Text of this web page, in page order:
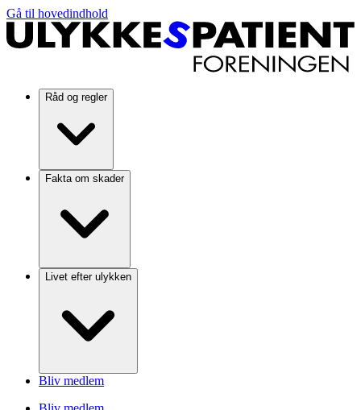
Gå til hovedindhold
Råd og regler
Fakta om skader
Livet efter ulykken
Bliv medlem